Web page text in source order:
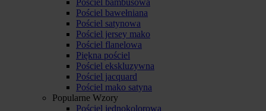
Pościel bambusowa
Pościel bawełniana
Pościel satynowa
Pościel jersey mako
Pościel flanelowa
Piękna pościel
Pościel ekskluzywna
Pościel jacquard
Pościel mako satyna
Popularne Wzory
Pościel jednokolorowa